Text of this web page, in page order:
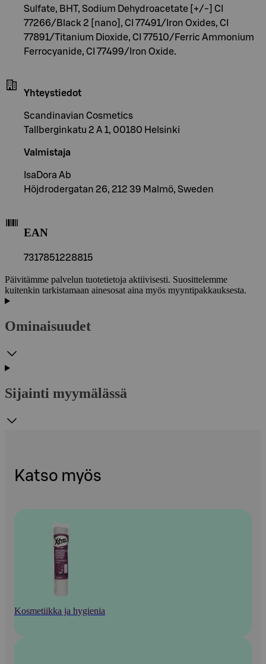
Sulfate, BHT, Sodium Dehydroacetate [+/-] CI
77266/Black 2 [nano], CI 77491/Iron Oxides, CI
77891/Titanium Dioxide, CI 77510/Ferric Ammonium
Ferrocyanide, CI 77499/Iron Oxide.
Yhteystiedot
Scandinavian Cosmetics
Tallberginkatu 2 A 1, 00180 Helsinki
Valmistaja
IsaDora Ab
Höjdrodergatan 26, 212 39 Malmö, Sweden
EAN
7317851228815
Päivitämme palvelun tuotetietoja aktiivisesti. Suosittelemme
kuitenkin tarkistamaan ainesosat aina myös myyntipakkauksesta.
Ominaisuudet
Sijainti myymälässä
Katso myös
Kosmetiikka ja hygienia